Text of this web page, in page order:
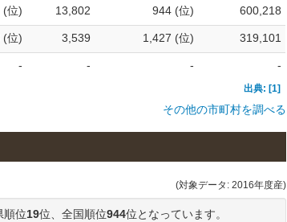
(位) 13,802 944 (位) 600,218
(位) 3,539 1,427 (位) 319,101
- - - -
出典: [1]
その他の市町村を調べる
(対象データ: 2016年度産)
順位19位、全国順位944位となっています。